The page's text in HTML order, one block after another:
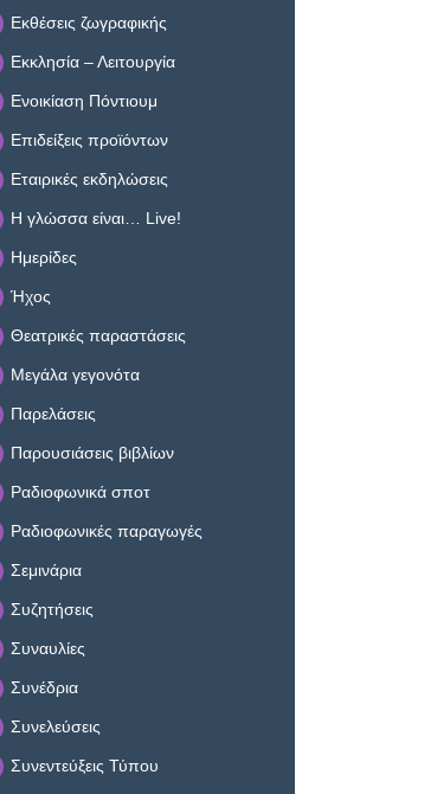
Εκθέσεις ζωγραφικής
Εκκλησία – Λειτουργία
Ενοικίαση Πόντιουμ
Επιδείξεις προϊόντων
Εταιρικές εκδηλώσεις
Η γλώσσα είναι… Live!
Ημερίδες
Ήχος
Θεατρικές παραστάσεις
Μεγάλα γεγονότα
Παρελάσεις
Παρουσιάσεις βιβλίων
Ραδιοφωνικά σποτ
Ραδιοφωνικές παραγωγές
Σεμινάρια
Συζητήσεις
Συναυλίες
Συνέδρια
Συνελεύσεις
Συνεντεύξεις Τύπου